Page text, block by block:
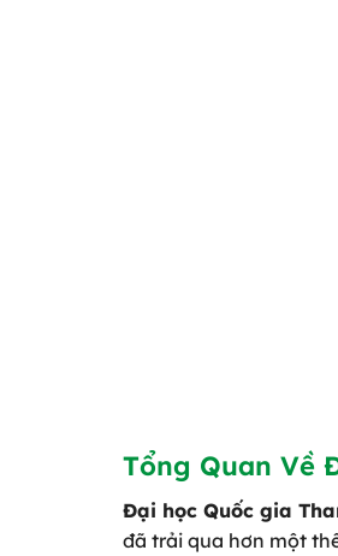
Tổng Quan Về
Đại học Quốc gia
đã trải qua hơn một